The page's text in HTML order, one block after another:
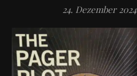
24. Dezember 2024